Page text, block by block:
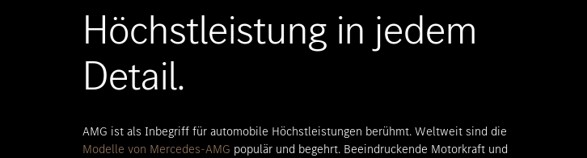
Höchstleistung in jedem
Detail.
AMG ist als Inbegriff für automobile Höchstleistungen berühmt. Weltweit sind die
Modelle von Mercedes-AMG populär und begehrt. Beeindruckende Motorkraft und